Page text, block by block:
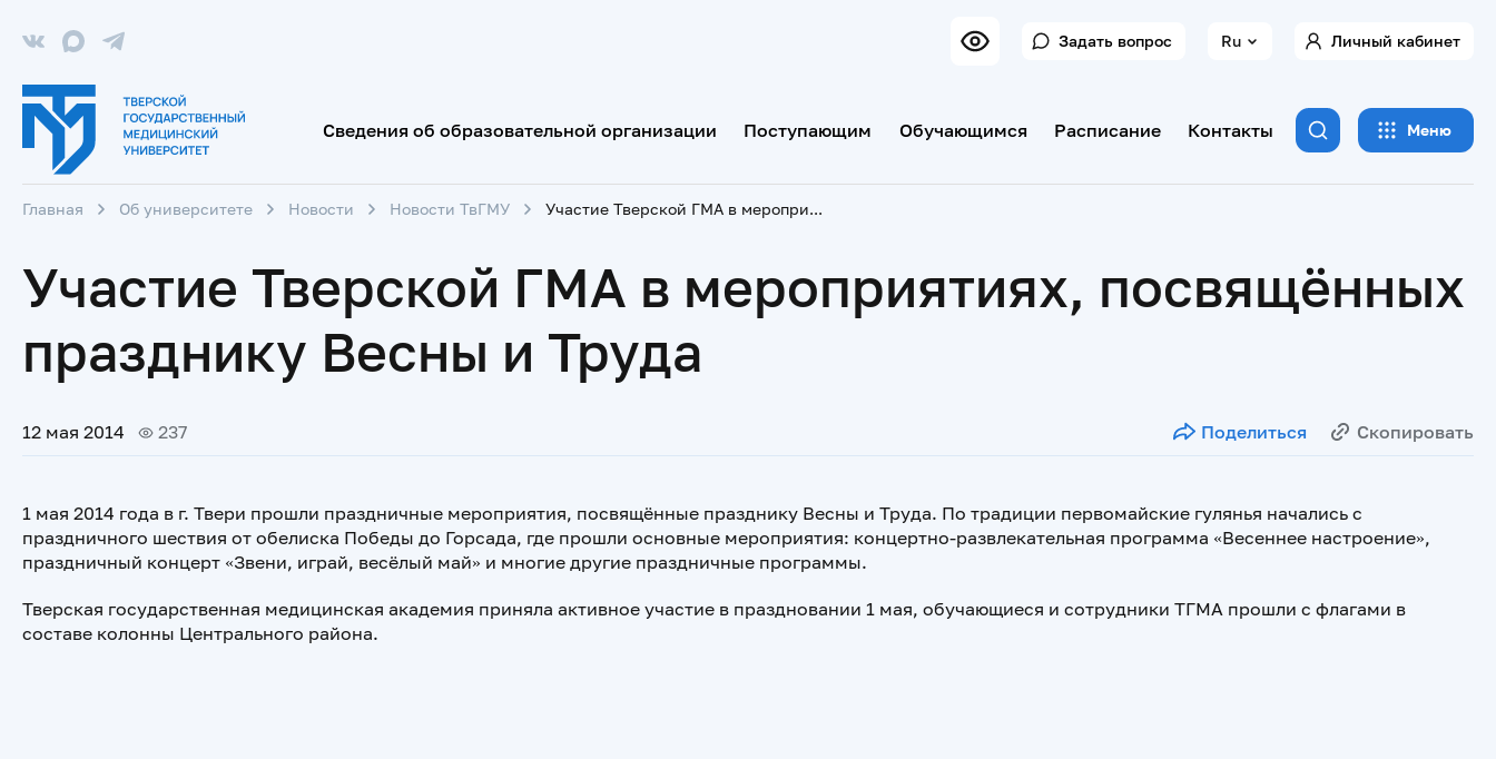
Задать вопрос Ru Личный кабинет
Сведения об образовательной организации Поступающим Обучающимся Расписание Контакты Меню
Главная Об университете Новости Новости ТвГМУ Участие Тверской ГМА в мероприятиях, посвящённых празднику Весны и Труда
Участие Тверской ГМА в мероприятиях, посвящённых
празднику Весны и Труда
12 мая 2014 237 Поделиться Скопировать
1 мая 2014 года в г. Твери прошли праздничные мероприятия, посвящённые празднику Весны и Труда. По традиции первомайские гулянья начались с
праздничного шествия от обелиска Победы до Горсада, где прошли основные мероприятия: концертно-развлекательная программа «Весеннее настроение»,
праздничный концерт «Звени, играй, весёлый май» и многие другие праздничные программы.
Тверская государственная медицинская академия приняла активное участие в праздновании 1 мая, обучающиеся и сотрудники ТГМА прошли с флагами в
составе колонны Центрального района.